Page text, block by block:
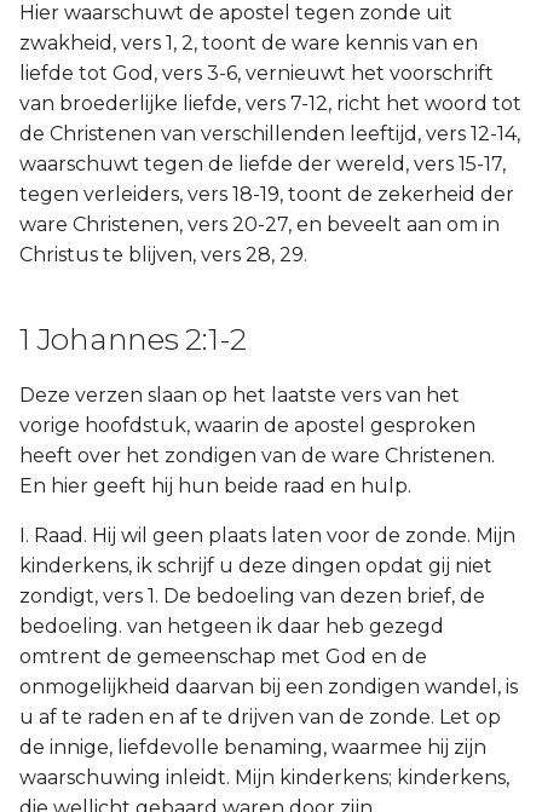
Hier waarschuwt de apostel tegen zonde uit
zwakheid, vers 1, 2, toont de ware kennis van en
liefde tot God, vers 3-6, vernieuwt het voorschrift
van broederlijke liefde, vers 7-12, richt het woord tot
de Christenen van verschillenden leeftijd, vers 12-14,
waarschuwt tegen de liefde der wereld, vers 15-17,
tegen verleiders, vers 18-19, toont de zekerheid der
ware Christenen, vers 20-27, en beveelt aan om in
Christus te blijven, vers 28, 29.
1 Johannes 2:1-2
Deze verzen slaan op het laatste vers van het
vorige hoofdstuk, waarin de apostel gesproken
heeft over het zondigen van de ware Christenen.
En hier geeft hij hun beide raad en hulp.
I. Raad. Hij wil geen plaats laten voor de zonde. Mijn
kinderkens, ik schrijf u deze dingen opdat gij niet
zondigt, vers 1. De bedoeling van dezen brief, de
bedoeling. van hetgeen ik daar heb gezegd
omtrent de gemeenschap met God en de
onmogelijkheid daarvan bij een zondigen wandel, is
u af te raden en af te drijven van de zonde. Let op
de innige, liefdevolle benaming, waarmee hij zijn
waarschuwing inleidt. Mijn kinderkens; kinderkens,